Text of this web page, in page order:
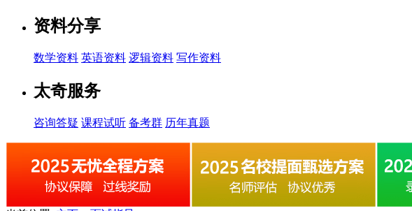
资料分享
数学资料 英语资料 逻辑资料 写作资料
太奇服务
咨询答疑 课程试听 备考群 历年真题